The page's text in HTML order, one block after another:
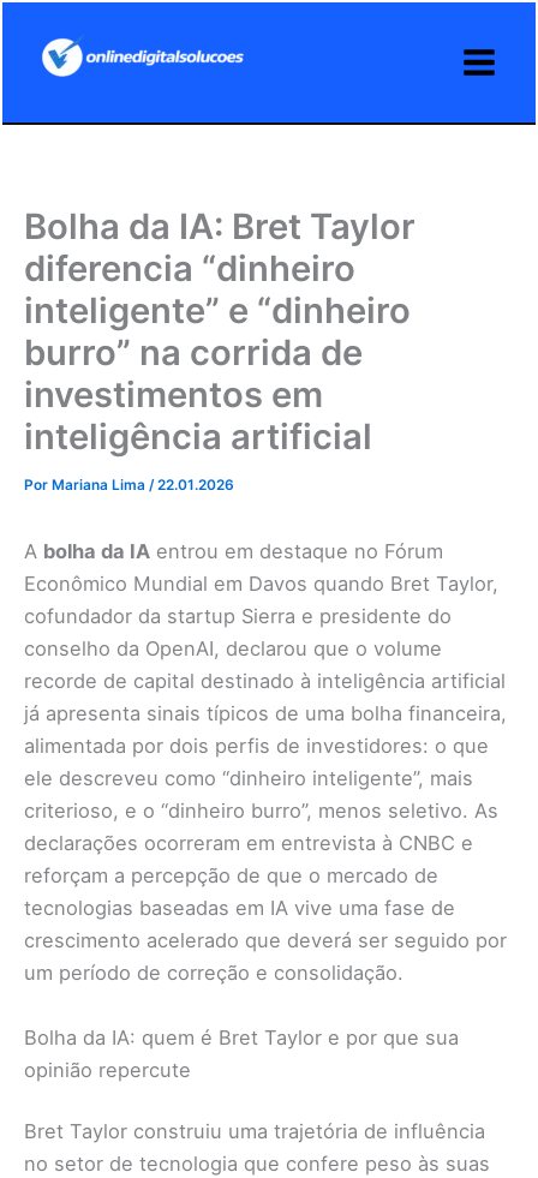
Bolha da IA: Bret Taylor
diferencia “dinheiro
inteligente” e “dinheiro
burro” na corrida de
investimentos em
inteligência artificial
Por Mariana Lima /22.01.2026
A bolha da IA entrou em destaque no Fórum
Econômico Mundial em Davos quando Bret Taylor,
cofundador da startup Sierra e presidente do
conselho da OpenAI, declarou que o volume
recorde de capital destinado à inteligência artificial
já apresenta sinais típicos de uma bolha financeira,
alimentada por dois perfis de investidores: o que
ele descreveu como “dinheiro inteligente”, mais
criterioso, e o “dinheiro burro”, menos seletivo. As
declarações ocorreram em entrevista à CNBC e
reforçam a percepção de que o mercado de
tecnologias baseadas em IA vive uma fase de
crescimento acelerado que deverá ser seguido por
um período de correção e consolidação.
Bolha da IA: quem é Bret Taylor e por que sua
opinião repercute
Bret Taylor construiu uma trajetória de influência
no setor de tecnologia que confere peso às suas